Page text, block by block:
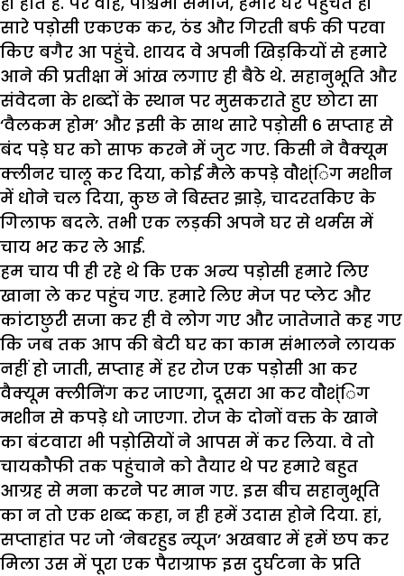
सारे पड़ोसी एकएक कर, ठंड और गिरती बर्फ की परवा
किए बगैर आ पहुंचे. शायद वे अपनी खिड़कियों से हमारे
आने की प्रतीक्षा में आंख लगाए ही बैठे थे. सहानुभूति और
संवेदना के शब्दों के स्थान पर मुसकराते हुए छोटा सा
‘वैलकम होम’ और इसी के साथ सारे पड़ोसी 6 सप्ताह से
बंद पड़े घर को साफ करने में जुट गए. किसी ने वैक्यूम
क्लीनर चालू कर दिया, कोई मैले कपड़े वौश्ंिग मशीन
में धोने चल दिया, कुछ ने बिस्तर झाड़े, चादरतकिए के
गिलाफ बदले. तभी एक लड़की अपने घर से थर्मस में
चाय भर कर ले आई.
हम चाय पी ही रहे थे कि एक अन्य पड़ोसी हमारे लिए
खाना ले कर पहुंच गए. हमारे लिए मेज पर प्लेट और
कांटाछुरी सजा कर ही वे लोग गए और जातेजाते कह गए
कि जब तक आप की बेटी घर का काम संभालने लायक
नहीं हो जाती, सप्ताह में हर रोज एक पड़ोसी आ कर
वैक्यूम क्लीनिंग कर जाएगा, दूसरा आ कर वौश्ंिग
मशीन से कपड़े धो जाएगा. रोज के दोनों वक्त के खाने
का बंटवारा भी पड़ोसियों ने आपस में कर लिया. वे तो
चायकौफी तक पहुंचाने को तैयार थे पर हमारे बहुत
आग्रह से मना करने पर मान गए. इस बीच सहानुभूति
का न तो एक शब्द कहा, न ही हमें उदास होने दिया. हां,
सप्ताहांत पर जो ‘नेबरहुड न्यूज’ अखबार में हमें छप कर
मिला उस में पूरा एक पैराग्राफ इस दुर्घटना के प्रति